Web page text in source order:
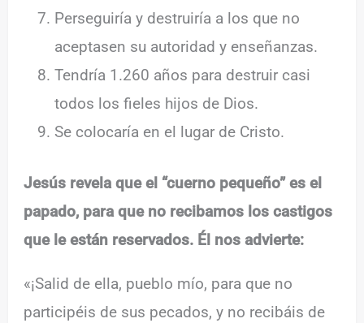
Perseguiría y destruiría a los que no
aceptasen su autoridad y enseñanzas.
Tendría 1.260 años para destruir casi
todos los fieles hijos de Dios.
Se colocaría en el lugar de Cristo.
Jesús revela que el “cuerno pequeño” es el
papado, para que no recibamos los castigos
que le están reservados. Él nos advierte:
«¡Salid de ella, pueblo mío, para que no
participéis de sus pecados, y no recibáis de